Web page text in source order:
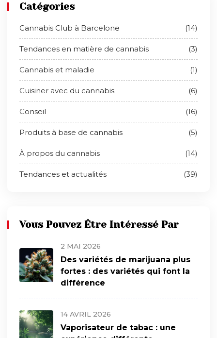
Catégories
Cannabis Club à Barcelone (14)
Tendances en matière de cannabis (3)
Cannabis et maladie (1)
Cuisiner avec du cannabis (6)
Conseil (16)
Produits à base de cannabis (5)
À propos du cannabis (14)
Tendances et actualités (39)
Vous Pouvez Être Intéressé Par
2 MAI 2026
Des variétés de marijuana plus
fortes : des variétés qui font la
différence
14 AVRIL 2026
Vaporisateur de tabac : une